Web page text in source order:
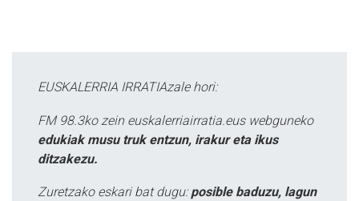
EUSKALERRIA IRRATIAzale hori:
FM 98.3ko zein euskalerriairratia.eus webguneko
edukiak musu truk entzun, irakur eta ikus
ditzakezu.
Zuretzako eskari bat dugu: posible baduzu, lagun